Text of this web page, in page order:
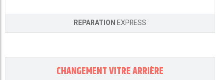
REPARATIONEXPRESS
CHANGEMENT VITRE ARRIÈRE